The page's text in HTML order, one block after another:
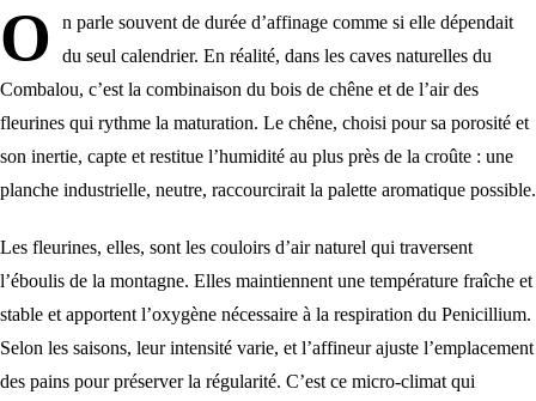
O
n parle souvent de durée d’affinage comme si elle dépendait
du seul calendrier. En réalité, dans les caves naturelles du
Combalou, c’est la combinaison du bois de chêne et de l’air des
fleurines qui rythme la maturation. Le chêne, choisi pour sa porosité et
son inertie, capte et restitue l’humidité au plus près de la croûte : une
planche industrielle, neutre, raccourcirait la palette aromatique possible.
Les fleurines, elles, sont les couloirs d’air naturel qui traversent
l’éboulis de la montagne. Elles maintiennent une température fraîche et
stable et apportent l’oxygène nécessaire à la respiration du Penicillium.
Selon les saisons, leur intensité varie, et l’affineur ajuste l’emplacement
des pains pour préserver la régularité. C’est ce micro-climat qui